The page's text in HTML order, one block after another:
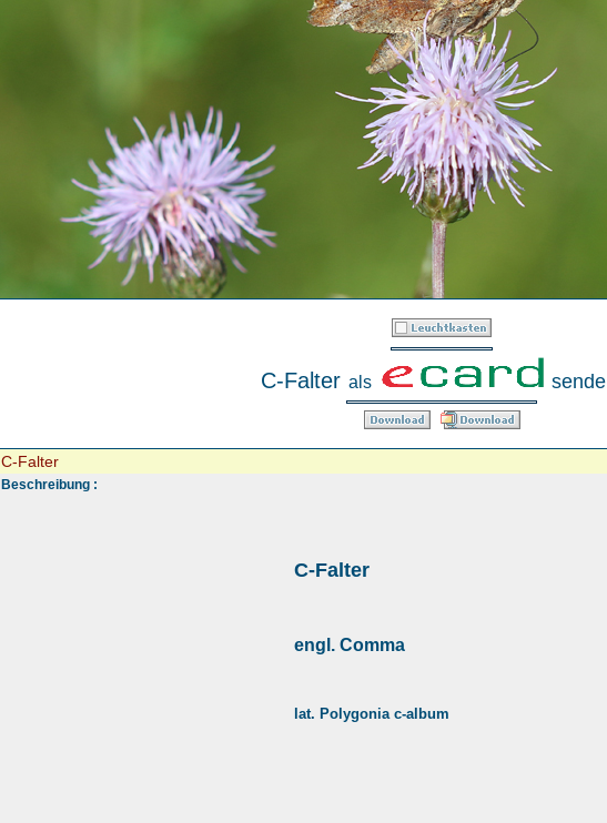
C-Falter als
C-Falter
Beschreibung :
C-Falter
engl. Comma
lat. Polygonia c-album